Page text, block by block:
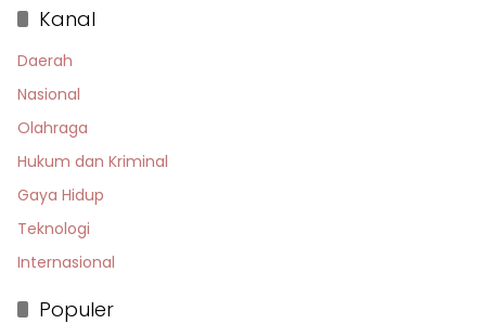
Kanal
Daerah
Nasional
Olahraga
Hukum dan Kriminal
Gaya Hidup
Teknologi
Internasional
Populer